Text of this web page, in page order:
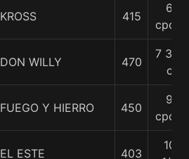
KROSS 415
6
cpos.
DON WILLY 470
7 3/4
c
FUEGO Y HIERRO 450
9
cpos.
EL ESTE 403
10